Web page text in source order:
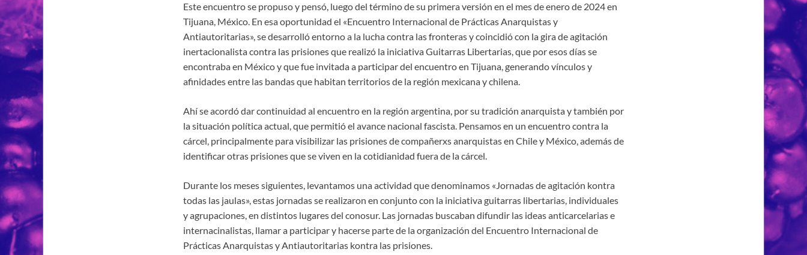
Este encuentro se propuso y pensó, luego del término de su primera versión en el mes de enero de 2024 en
Tijuana, México. En esa oportunidad el «Encuentro Internacional de Prácticas Anarquistas y
Antiautoritarias», se desarrolló entorno a la lucha contra las fronteras y coincidió con la gira de agitación
inertacionalista contra las prisiones que realizó la iniciativa Guitarras Libertarias, que por esos días se
encontraba en México y que fue invitada a participar del encuentro en Tijuana, generando vínculos y
afinidades entre las bandas que habitan territorios de la región mexicana y chilena.
Ahí se acordó dar continuidad al encuentro en la región argentina, por su tradición anarquista y también por
la situación política actual, que permitió el avance nacional fascista. Pensamos en un encuentro contra la
cárcel, principalmente para visibilizar las prisiones de compañerxs anarquistas en Chile y México, además de
identificar otras prisiones que se viven en la cotidianidad fuera de la cárcel.
Durante los meses siguientes, levantamos una actividad que denominamos «Jornadas de agitación kontra
todas las jaulas», estas jornadas se realizaron en conjunto con la iniciativa guitarras libertarias, individuales
y agrupaciones, en distintos lugares del conosur. Las jornadas buscaban difundir las ideas anticarcelarias e
internacinalistas, llamar a participar y hacerse parte de la organización del Encuentro Internacional de
Prácticas Anarquistas y Antiautoritarias kontra las prisiones.